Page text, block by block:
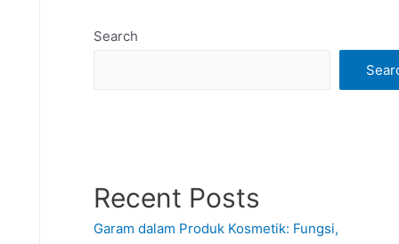
Search
Recent Posts
Garam dalam Produk Kosmetik: Fungsi,